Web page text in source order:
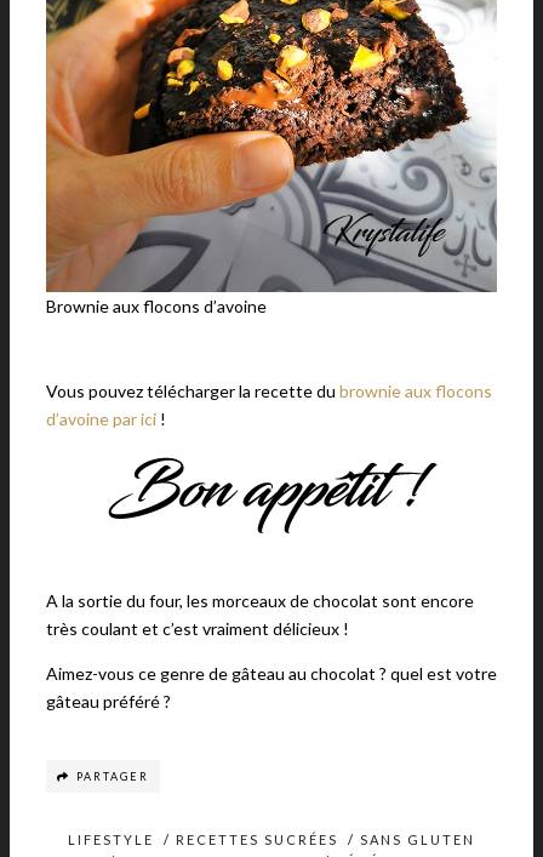
Brownie aux flocons d’avoine
Vous pouvez télécharger la recette du brownie aux flocons
d’avoine par ici !
A la sortie du four, les morceaux de chocolat sont encore
très coulant et c’est vraiment délicieux !
Aimez-vous ce genre de gâteau au chocolat ? quel est votre
gâteau préféré ?
PARTAGER
LIFESTYLE / RECETTES SUCRÉES / SANS GLUTEN